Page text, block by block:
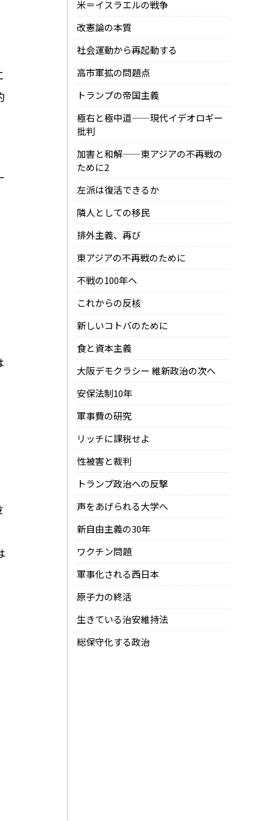
米＝イスラエルの戦争
改憲論の本質
社会運動から再起動する
高市軍拡の問題点
トランプの帝国主義
極右と極中道——現代イデオロギー
批判
加害と和解——東アジアの不再戦の
ために2
左派は復活できるか
隣人としての移民
排外主義、再び
東アジアの不再戦のために
不戦の100年へ
これからの反核
新しいコトバのために
食と資本主義
大阪デモクラシー 維新政治の次へ
安保法制10年
軍事費の研究
リッチに課税せよ
性被害と裁判
トランプ政治への反撃
声をあげられる大学へ
新自由主義の30年
ワクチン問題
軍事化される西日本
原子力の終活
生きている治安維持法
総保守化する政治